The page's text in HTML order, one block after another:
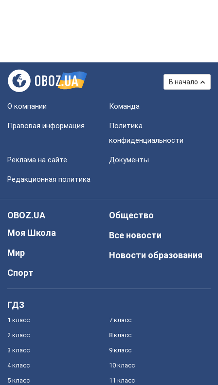
В начало
О компании Команда
Правовая информация
Политика
конфиденциальности
Реклама на сайте Документы
Редакционная политика
OBOZ.UA
Моя Школа
Мир
Спорт
Общество
Все новости
Новости образования
ГДЗ
1 класс
2 класс
3 класс
4 класс
5 класс
7 класс
8 класс
9 класс
10 класс
11 класс